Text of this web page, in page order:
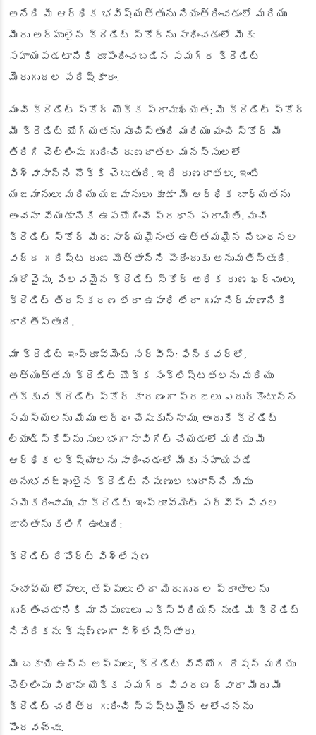
అనేది మీ ఆర్థిక భవిష్యత్తును నియంత్రించడంలో మరియు
మీరు అర్హులైన క్రెడిట్ స్కోర్‌ను సాధించడంలో మీకు
సహాయపడటానికి రూపొందించబడిన సమగ్ర క్రెడిట్
మెరుగుదల పరిష్కారం.
మంచి క్రెడిట్ స్కోర్ యొక్క ప్రాముఖ్యత: మీ క్రెడిట్ స్కోర్
మీ క్రెడిట్ యోగ్యతను సూచిస్తుంది మరియు మంచి స్కోర్ మీ
తిరిగి చెల్లింపు గురించి రుణదాతల మనస్సులలో
విశ్వాసాన్ని నొక్కి చెబుతుంది. ఇది రుణదాతలు, ఇంటి
యజమానులు మరియు యజమానులు కూడా మీ ఆర్థిక బాధ్యతను
అంచనా వేయడానికి ఉపయోగించే ప్రధాన పరామితి. మంచి
క్రెడిట్ స్కోర్ మీరు సాధ్యమైనంత ఉత్తమమైన నిబంధనల
వద్ద గరిష్ట రుణ మొత్తాన్ని పొందేందుకు అనుమతిస్తుంది.
మరోవైపు, పేలవమైన క్రెడిట్ స్కోర్ అధిక రుణ ఖర్చులు,
క్రెడిట్ తిరస్కరణ లేదా ఉపాధి లేదా గృహనిర్మాణానికి
దారితీస్తుంది.
మా క్రెడిట్ ఇంప్రూవ్‌మెంట్ సర్వీస్: ఫిన్‌కవర్‌లో,
అత్యుత్తమ క్రెడిట్ యొక్క సంక్లిష్టతలను మరియు
తక్కువ క్రెడిట్ స్కోర్ కారణంగా ప్రజలు ఎదుర్కొంటున్న
సమస్యలను మేము అర్థం చేసుకున్నాము. అందుకే క్రెడిట్
ల్యాండ్‌స్కేప్‌ను సులభంగా నావిగేట్ చేయడంలో మరియు మీ
ఆర్థిక లక్ష్యాలను సాధించడంలో మీకు సహాయపడే
అనుభవజ్ఞులైన క్రెడిట్ నిపుణుల బృందాన్ని మేము
సమీకరించాము. మా క్రెడిట్ ఇంప్రూవ్‌మెంట్ సర్వీస్ సేవల
జాబితాను కలిగి ఉంటుంది:
క్రెడిట్ రిపోర్ట్ విశ్లేషణ
సంభావ్య లోపాలు, తప్పులు లేదా మెరుగుదల ప్రాంతాలను
గుర్తించడానికి మా నిపుణులు ఎక్స్‌పీరియన్ నుండి మీ క్రెడిట్
నివేదికను క్షుణ్ణంగా విశ్లేషిస్తారు.
మీ బకాయి ఉన్న అప్పులు, క్రెడిట్ వినియోగ రేషన్ మరియు
చెల్లింపు విధానం యొక్క సమగ్ర వివరణ ద్వారా మీరు మీ
క్రెడిట్ చరిత్ర గురించి స్పష్టమైన ఆలోచనను
పొందవచ్చు.